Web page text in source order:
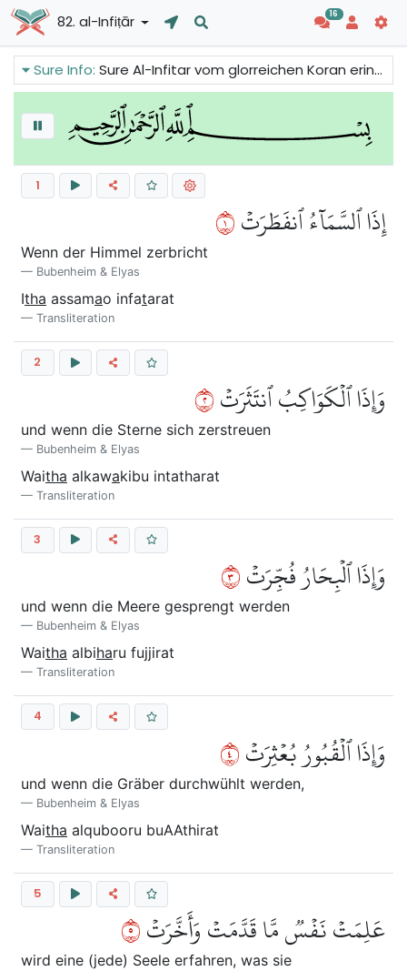
82. al-Infiṭār 16
Sure Info:Sure Al-Infitar vom glorreichen Koran erinnert die Menschen daran, dass Allah dem Menschen eine wunderbare verhältnismäßige Form gegeben hat, aber sie und das gesamte Universum sind völlig von Allah abhängig. Die Schöpfung hat einen Zweck und der Tag des Gerichts wird kommen.
1
إِذَا ٱلسَّمَآءُ ٱنفَطَرَتۡ١
Wenn der Himmel zerbricht
Bubenheim & Elyas
Itha assamao infatarat
Transliteration
2
وَإِذَا ٱلۡكَوَاكِبُ ٱنتَثَرَتۡ٢
und wenn die Sterne sich zerstreuen
Bubenheim & Elyas
Waitha alkawakibu intatharat
Transliteration
3
وَإِذَا ٱلۡبِحَارُ فُجِّرَتۡ٣
und wenn die Meere gesprengt werden
Bubenheim & Elyas
Waitha albiharu fujjirat
Transliteration
4
وَإِذَا ٱلۡقُبُورُ بُعۡثِرَتۡ٤
und wenn die Gräber durchwühlt werden,
Bubenheim & Elyas
Waitha alqubooru buAAthirat
Transliteration
5
عَلِمَتۡ نَفۡسٞ مَّا قَدَّمَتۡ وَأَخَّرَتۡ٥
wird eine (jede) Seele erfahren, was sie